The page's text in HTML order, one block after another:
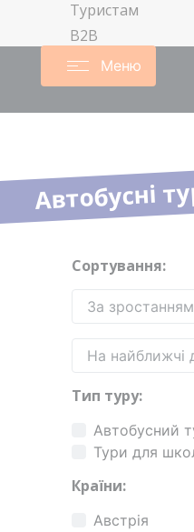
Меню
Туристам
B2B
Автобусні
Сортування:
Тип туру:
Автобусний
Тури для
Країни:
Австрія